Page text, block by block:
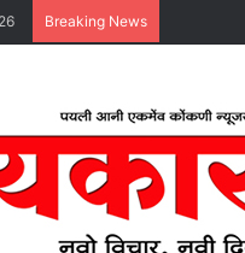
Breaking News